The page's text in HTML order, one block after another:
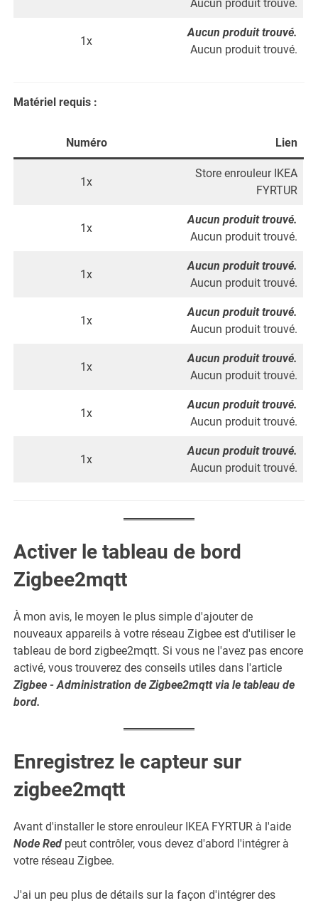
Aucun produit trouvé.
1x
Aucun produit trouvé.
Aucun produit trouvé.
Matériel requis :
Numéro Lien
1x
Store enrouleur IKEA
FYRTUR
1x
Aucun produit trouvé.
Aucun produit trouvé.
1x
Aucun produit trouvé.
Aucun produit trouvé.
1x
Aucun produit trouvé.
Aucun produit trouvé.
1x
Aucun produit trouvé.
Aucun produit trouvé.
1x
Aucun produit trouvé.
Aucun produit trouvé.
1x
Aucun produit trouvé.
Aucun produit trouvé.
Activer le tableau de bord
Zigbee2mqtt
À mon avis, le moyen le plus simple d'ajouter de
nouveaux appareils à votre réseau Zigbee est d'utiliser le
tableau de bord zigbee2mqtt. Si vous ne l'avez pas encore
activé, vous trouverez des conseils utiles dans l'article
Zigbee - Administration de Zigbee2mqtt via le tableau de
bord.
Enregistrez le capteur sur
zigbee2mqtt
Avant d'installer le store enrouleur IKEA FYRTUR à l'aide
Node Red peut contrôler, vous devez d'abord l'intégrer à
votre réseau Zigbee.
J'ai un peu plus de détails sur la façon d'intégrer des